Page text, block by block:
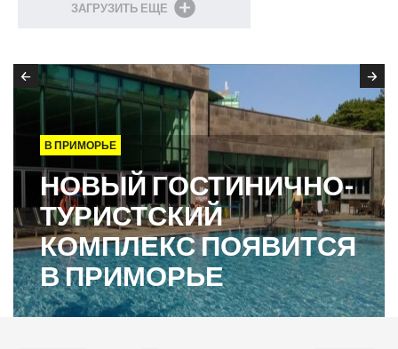
ЗАГРУЗИТЬ ЕЩЕ
В ПРИМОРЬЕ
НОВЫЙ ГОСТИНИЧНО-
ТУРИСТСКИЙ
КОМПЛЕКС ПОЯВИТСЯ
В ПРИМОРЬЕ